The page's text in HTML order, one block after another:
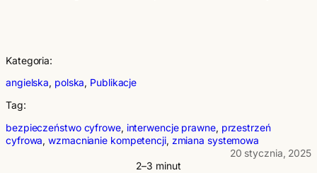
Kategoria:
angielska, polska, Publikacje
Tag:
bezpieczeństwo cyfrowe, interwencje prawne, przestrzeń
cyfrowa, wzmacnianie kompetencji, zmiana systemowa
20 stycznia, 2025
2–3 minut